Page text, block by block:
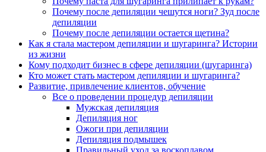
Почему после депиляции чешутся ноги? Зуд после
депиляции
Почему после депиляции остается щетина?
Как я стала мастером депиляции и шугаринга? Истории
из жизни
Кому подходит бизнес в сфере депиляции (шугаринга)
Кто может стать мастером депиляции и шугаринга?
Развитие, привлечение клиентов, обучение
Все о проведении процедур депиляции
Мужская депиляция
Депиляция ног
Ожоги при депиляции
Депиляция подмышек